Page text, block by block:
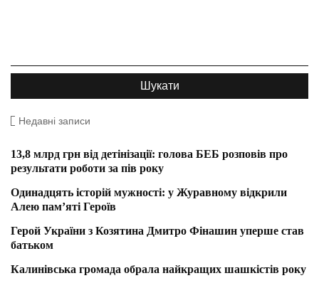
Недавні записи
13,8 млрд грн від детінізації: голова БЕБ розповів про
результати роботи за пів року
Одинадцять історій мужності: у Журавному відкрили
Алею пам’яті Героїв
Герой України з Козятина Дмитро Фінашин уперше став
батьком
Калинівська громада обрала найкращих шашкістів року